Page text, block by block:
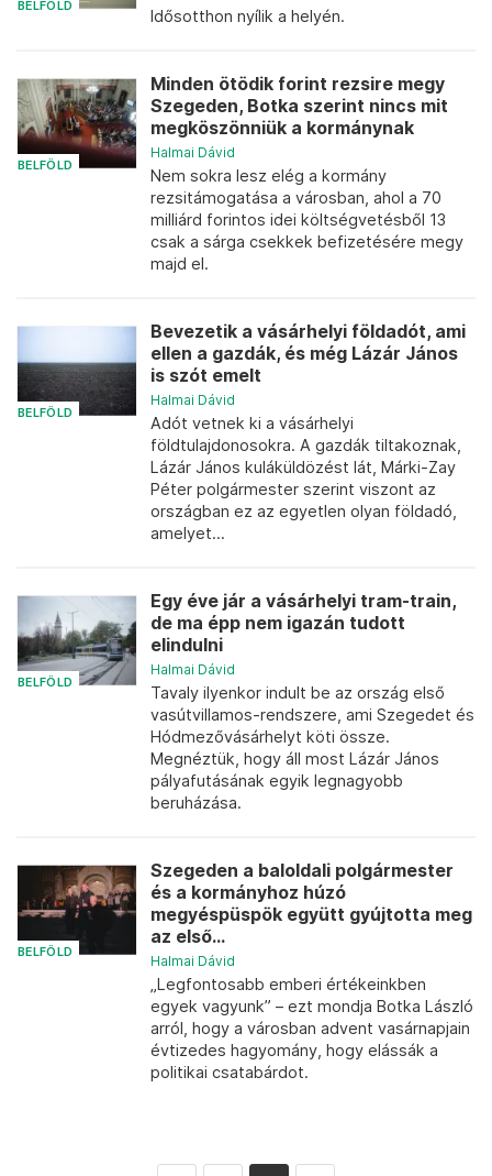
BELFÖLD
Idősotthon nyílik a helyén.
BELFÖLD
Minden ötödik forint rezsire megy
Szegeden, Botka szerint nincs mit
megköszönniük a kormánynak
Halmai Dávid
Nem sokra lesz elég a kormány
rezsitámogatása a városban, ahol a 70
milliárd forintos idei költségvetésből 13
csak a sárga csekkek befizetésére megy
majd el.
BELFÖLD
Bevezetik a vásárhelyi földadót, ami
ellen a gazdák, és még Lázár János
is szót emelt
Halmai Dávid
Adót vetnek ki a vásárhelyi
földtulajdonosokra. A gazdák tiltakoznak,
Lázár János kuláküldözést lát, Márki-Zay
Péter polgármester szerint viszont az
országban ez az egyetlen olyan földadó,
amelyet...
BELFÖLD
Egy éve jár a vásárhelyi tram-train,
de ma épp nem igazán tudott
elindulni
Halmai Dávid
Tavaly ilyenkor indult be az ország első
vasútvillamos-rendszere, ami Szegedet és
Hódmezővásárhelyt köti össze.
Megnéztük, hogy áll most Lázár János
pályafutásának egyik legnagyobb
beruházása.
BELFÖLD
Szegeden a baloldali polgármester
és a kormányhoz húzó
megyéspüspök együtt gyújtotta meg
az első...
Halmai Dávid
„Legfontosabb emberi értékeinkben
egyek vagyunk” – ezt mondja Botka László
arról, hogy a városban advent vasárnapjain
évtizedes hagyomány, hogy elássák a
politikai csatabárdot.